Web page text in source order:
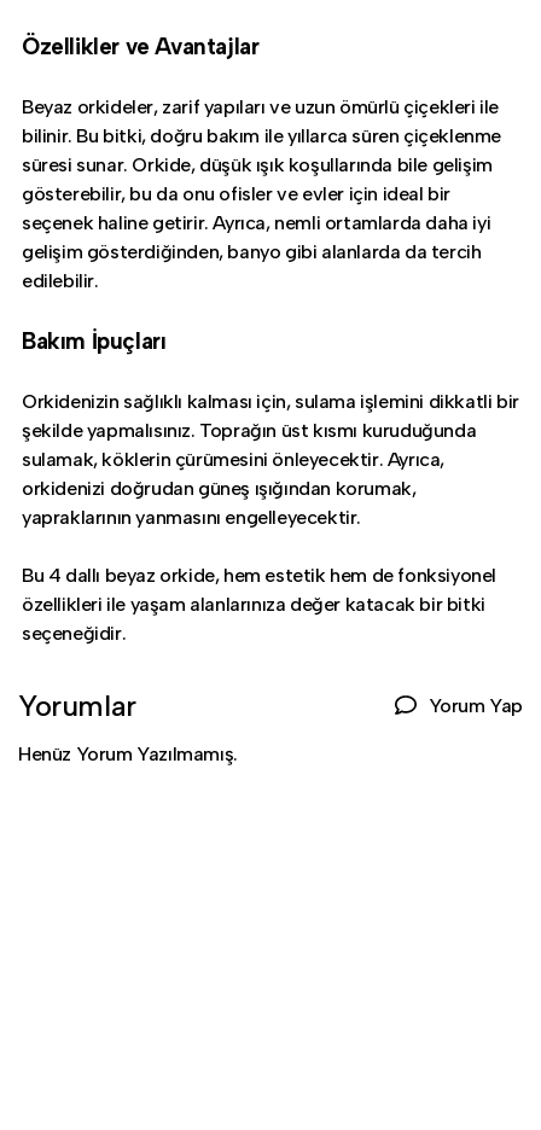
Özellikler ve Avantajlar
Beyaz orkideler, zarif yapıları ve uzun ömürlü çiçekleri ile
bilinir. Bu bitki, doğru bakım ile yıllarca süren çiçeklenme
süresi sunar. Orkide, düşük ışık koşullarında bile gelişim
gösterebilir, bu da onu ofisler ve evler için ideal bir
seçenek haline getirir. Ayrıca, nemli ortamlarda daha iyi
gelişim gösterdiğinden, banyo gibi alanlarda da tercih
edilebilir.
Bakım İpuçları
Orkidenizin sağlıklı kalması için, sulama işlemini dikkatli bir
şekilde yapmalısınız. Toprağın üst kısmı kuruduğunda
sulamak, köklerin çürümesini önleyecektir. Ayrıca,
orkidenizi doğrudan güneş ışığından korumak,
yapraklarının yanmasını engelleyecektir.
Bu 4 dallı beyaz orkide, hem estetik hem de fonksiyonel
özellikleri ile yaşam alanlarınıza değer katacak bir bitki
seçeneğidir.
Yorumlar Yorum Yap
Henüz Yorum Yazılmamış.